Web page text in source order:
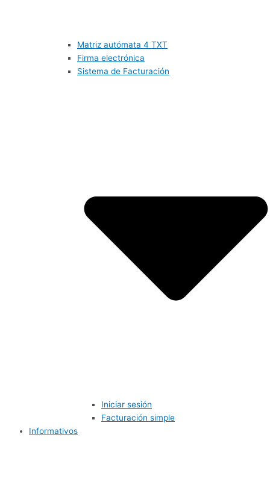
Matriz autómata 4 TXT
Firma electrónica
Sistema de Facturación
Iniciar sesión
Facturación simple
Informativos